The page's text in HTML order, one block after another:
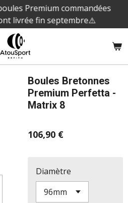
Premium commandées
livrée fin septembre⚠️
Boules Bretonnes
Premium Perfetta -
Matrix 8
106,90 €
Diamètre